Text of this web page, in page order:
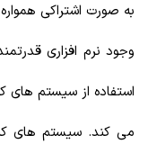
به صورت اشتراکی
وجود نرم افزاری
استفاده از سیستم های
می کند. سیستم های